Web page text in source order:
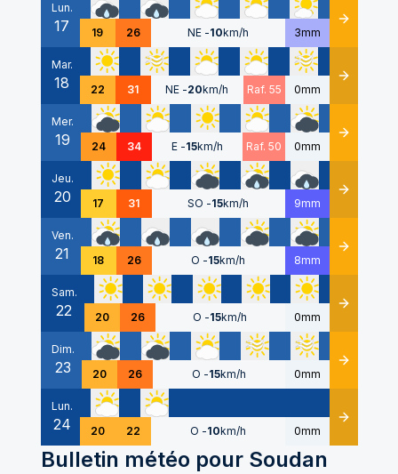
Lun.
17 19 26 NE -10km/h 3mm Détails
Mar.
18 22 31 NE -20km/h Raf. 55 0mm Détails
Mer.
19 24 34 E -15km/h Raf. 50 0mm Détails
Jeu.
20 17 31 SO -15km/h 9mm Détails
Ven.
21 18 26 O -15km/h 8mm Détails
Sam.
22 20 26 O -15km/h 0mm Détails
Dim.
23 20 26 O -15km/h 0mm Détails
Lun.
24 20 22 O -10km/h 0mm Détails
Bulletin météo pour Soudan